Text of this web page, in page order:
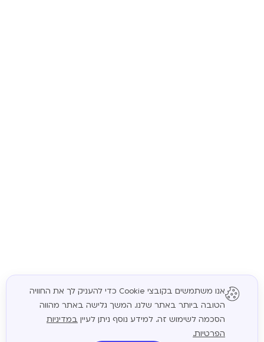
המשך
אנו משתמשים בקובצי Cookie כדי להעניק לך את החוויה
הטובה ביותר באתר שלנו. המשך גלישה באתר מהווה
הסכמה לשימוש זה. למידע נוסף ניתן לעיין במדיניות
הפרטיות.